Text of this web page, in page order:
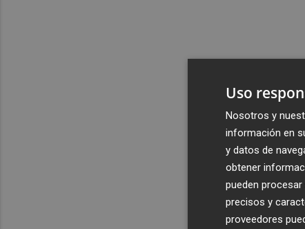
Uso
Nosotros y
información en
y datos de
obtener
pueden
precisos y
proveedores